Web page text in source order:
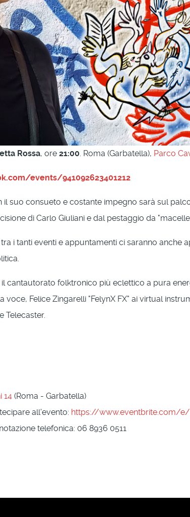
Rossa, ore 21:00. Roma (Garbatella), Parco
events/941092623401212
suo consueto e costante impegno sarà sul
di Carlo Giuliani e dal pestaggio da
i tanti eventi e appuntamenti ci saranno
cantautorato folktronico più eclettico a pura
voce, Felice Zingarelli "FelynX FX" ai virtual
Telecaster.
14 (Roma - Garbatella)
all'evento: https://www.eventbrite.com/
telefonica: 06 8936 0511